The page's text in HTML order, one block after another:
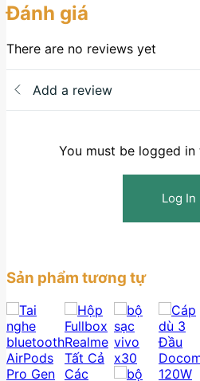
Đánh giá
There are no reviews yet
Add a review
You must be logged
Log In
Sản phẩm tương tự